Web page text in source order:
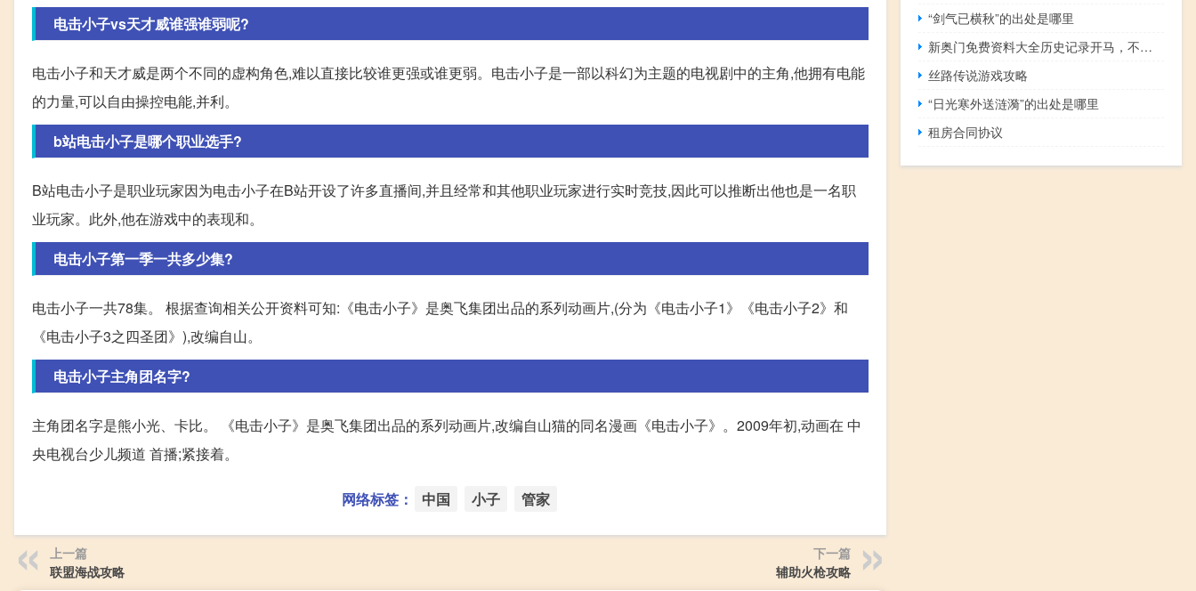
电击小子vs天才威谁强谁弱呢?
电击小子和天才威是两个不同的虚构角色,难以直接比较谁更强或谁更弱。电击小子是一部以科幻为主题的电视剧中的主角,他拥有电能
的力量,可以自由操控电能,并利。
b站电击小子是哪个职业选手?
B站电击小子是职业玩家因为电击小子在B站开设了许多直播间,并且经常和其他职业玩家进行实时竞技,因此可以推断出他也是一名职
业玩家。此外,他在游戏中的表现和。
电击小子第一季一共多少集?
电击小子一共78集。 根据查询相关公开资料可知:《电击小子》是奥飞集团出品的系列动画片,(分为《电击小子1》《电击小子2》和
《电击小子3之四圣团》),改编自山。
电击小子主角团名字?
主角团名字是熊小光、卡比。 《电击小子》是奥飞集团出品的系列动画片,改编自山猫的同名漫画《电击小子》。2009年初,动画在 中
央电视台少儿频道 首播;紧接着。
网络标签： 中国 小子 管家
上一篇
联盟海战攻略
下一篇
辅助火枪攻略
“剑气已横秋”的出处是哪里
新奥门免费资料大全历史记录开马，不过精选答案落实_JQR4.69
丝路传说游戏攻略
“日光寒外送涟漪”的出处是哪里
租房合同协议